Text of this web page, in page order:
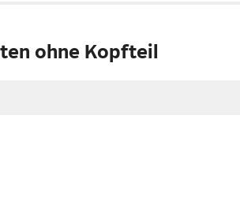
ohne Kopfteil